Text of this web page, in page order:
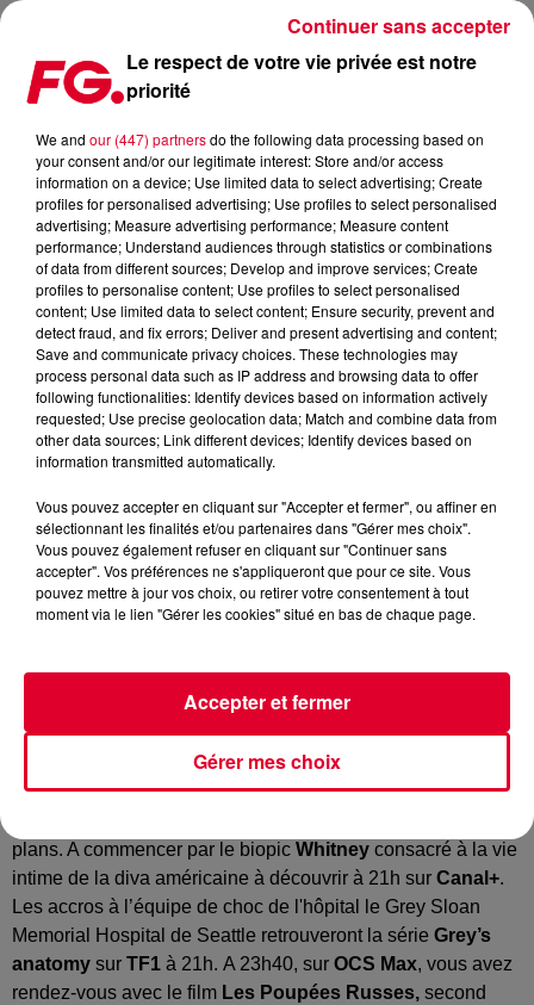
LES BONS PLANS TV DU MERCREDI 22 MAI
Publié : 22 mai 2019 à 16h05 par Julien Claude Penegry
Le meilleur de la TV et écrans du
mercredi 22 mai sélectionné par
l'Happy Hour : une série sur le
tourisme alternatif, un biopic et une
suite.
plans. A commencer par le biopic Whitney consacré à la vie
intime de la diva américaine à découvrir à 21h sur Canal+.
Les accros à l’équipe de choc de l'hôpital le Grey Sloan
Memorial Hospital de Seattle retrouveront la série Grey’s
anatomy sur TF1 à 21h. A 23h40, sur OCS Max, vous avez
rendez-vous avec le film Les Poupées Russes, second
Le respect de votre vie privée est notre
priorité
We and our (447) partnersdo the following data processing based on
your consent and/or our legitimate interest: Store and/or access
information on a device; Use limited data to select advertising; Create
profiles for personalised advertising; Use profiles to select personalised
advertising; Measure advertising performance; Measure content
performance; Understand audiences through statistics or combinations
of data from different sources; Develop and improve services; Create
profiles to personalise content; Use profiles to select personalised
content; Use limited data to select content; Ensure security, prevent and
detect fraud, and fix errors; Deliver and present advertising and content;
Save and communicate privacy choices. These technologies may
process personal data such as IP address and browsing data to offer
following functionalities: Identify devices based on information actively
requested; Use precise geolocation data; Match and combine data from
other data sources; Link different devices; Identify devices based on
information transmitted automatically.
Vous pouvez accepter en cliquant sur "Accepter et fermer", ou affiner en
sélectionnant les finalités et/ou partenaires dans "Gérer mes choix".
Vous pouvez également refuser en cliquant sur "Continuer sans
accepter". Vos préférences ne s'appliqueront que pour ce site. Vous
pouvez mettre à jour vos choix, ou retirer votre consentement à tout
moment via le lien "Gérer les cookies" situé en bas de chaque page.
Gérer mes choix
Accepter et fermer
Continuer sans accepter